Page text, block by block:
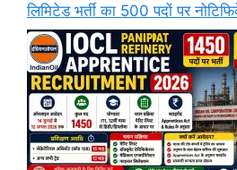
लिमिटेड भर्ती का 500 पदों पर